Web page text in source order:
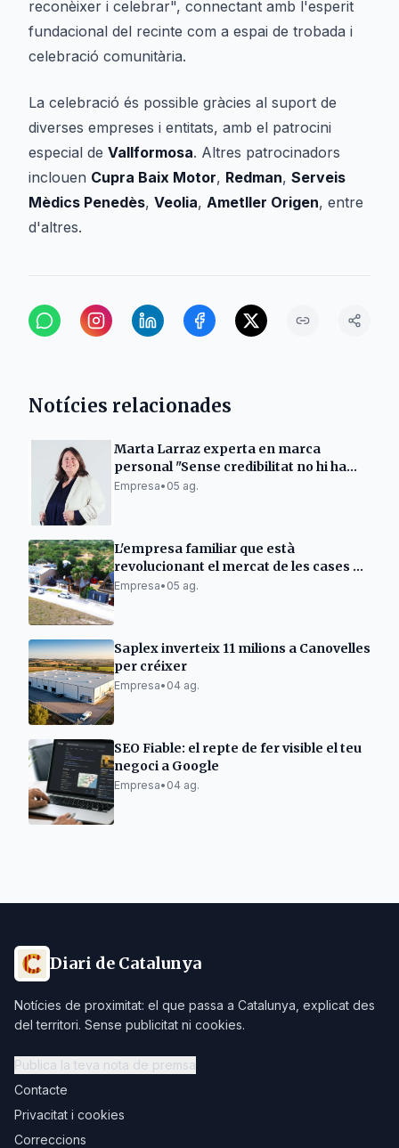
reconèixer i celebrar", connectant amb l'esperit
fundacional del recinte com a espai de trobada i
celebració comunitària.
La celebració és possible gràcies al suport de
diverses empreses i entitats, amb el patrocini
especial de Vallformosa. Altres patrocinadors
inclouen Cupra Baix Motor, Redman, Serveis
Mèdics Penedès, Veolia, Ametller Origen, entre
d'altres.
Notícies relacionades
Marta Larraz experta en marca
personal "Sense credibilitat no hi ha
vendes"
Empresa• 05 ag.
L'empresa familiar que està
revolucionant el mercat de les cases de
fusta.
Empresa• 05 ag.
Saplex inverteix 11 milions a Canovelles
per créixer
Empresa• 04 ag.
SEO Fiable: el repte de fer visible el teu
negoci a Google
Empresa• 04 ag.
Diari de Catalunya
Notícies de proximitat: el que passa a Catalunya, explicat des
del territori. Sense publicitat ni cookies.
Publica la teva nota de premsa
Contacte
Privacitat i cookies
Correccions